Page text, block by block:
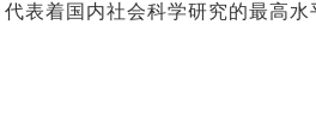
表着国内社会科学研究的最高水